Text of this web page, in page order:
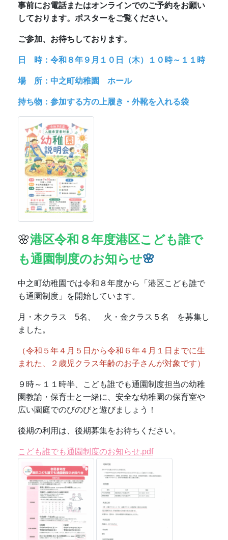
🌸港区令和８年度港区こども誰で
も通園制度のお知らせ
中之町幼稚園では令和８年度から「港区こども誰で
も通園制度」を開始しています。
月・木クラス 5名、 火・金クラス５名 を募集し
ました。
（令和５年４月５日から令和６年４月１日までに生
まれた、２歳児クラス年齢のお子さんが対象です）
９時～１１時半、こども誰でも通園制度担当の幼稚
園教諭・保育士と一緒に、安全な幼稚園の保育室や
後期の利用は、後期募集をお待ちください。
こども誰でも通園制度のお知らせ.pdf
京都体育健康教育推進校🌸
１１月１４日（金）に研究発表会を行いました。研
究紀要をご覧ください。
研究紀要「意欲的に遊ぶ幼児を育てる」～豊かな遊
びがあふれる園庭環境の工夫と援助～.pdf